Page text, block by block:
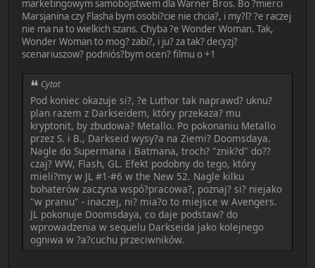
marketingowym samobójstwem dla Warner Bros. Bo ?mierci
Marsjanina czy Flasha bym osobi?cie nie chcia?, i my?l? ?e raczej
nie ma na to wielkich szans. Chyba ?e Wonder Woman. Tak,
Wonder Woman to mog? zabi?, i ju? za tak? decyzj?
scenariuszow? podniós?bym ocen? filmu o +1
Cytat
Pod koniec okazuje si?, ?e Luthor tak naprawd? uknu?
plan razem z Darkseidem, który przekaza? mu
kryptonit, by zbudowa? Metallo. Po pokonaniu Metallo
przez S. i B., Darkseid wysy?a na Ziemi? Doomsdaya.
Nagle do Supermana i Batmana, troch? "znik?d" do??
czaj? WW, Flash, GL. Efekt podobny do tego, który
mieli?my w JL #1-#6 w the New 52. Nagle kilku
bohaterów zaczyna wspó?pracowa?, poznaj? si? niejako
"w praniu" - inaczej, ni? mia?o to miejsce w Avengers.
JL pokonuje Doomsdaya, co daje podstaw? do
wprowadzenia w sequelu Darkseida jako kolejnego
ogniwa w ?a?cuchu przeciwników.